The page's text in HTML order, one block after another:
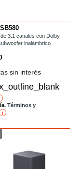
SB580.html
3.1 canales con Dolby
inalámbrico
SB580.html
sin interés
reference
Términos y
i reference